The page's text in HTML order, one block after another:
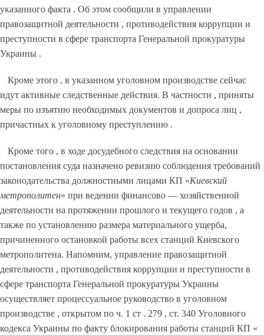
указанного факта . Об этом сообщили в управлении
правозащитной деятельности , противодействия коррупции и
преступности в сфере транспорта Генеральной прокуратуры
Украины .
Кроме этого , в указанном уголовном производстве сейчас
идут активные следственные действия. В частности , приняты
меры по изъятию необходимых документов и допроса лиц ,
причастных к уголовному преступлению .
Кроме того , в ходе досудебного следствия на основании
постановления суда назначено ревизию соблюдения требований
законодательства должностными лицами КП «Киевский
метрополитен» при ведении финансово — хозяйственной
деятельности на протяжении прошлого и текущего годов , а
также по установлению размера материального ущерба,
причиненного остановкой работы всех станций Киевского
метрополитена. Напомним, управление правозащитной
деятельности , противодействия коррупции и преступности в
сфере транспорта Генеральной прокуратуры Украины
осуществляет процессуальное руководство в уголовном
производстве , открытом по ч. 1 ст . 279 , ст. 340 Уголовного
кодекса Украины по факту блокирования работы станций КП «